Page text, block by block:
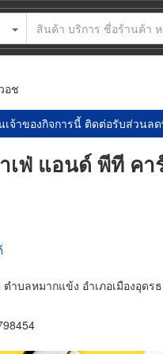
อช
จ้าของกิจการนี้ ติดต่อรับส่วนลด
เฟ่ แอนด์ พีที คา
ำบลหมากแข้ง อำเภอเมืองอุดร